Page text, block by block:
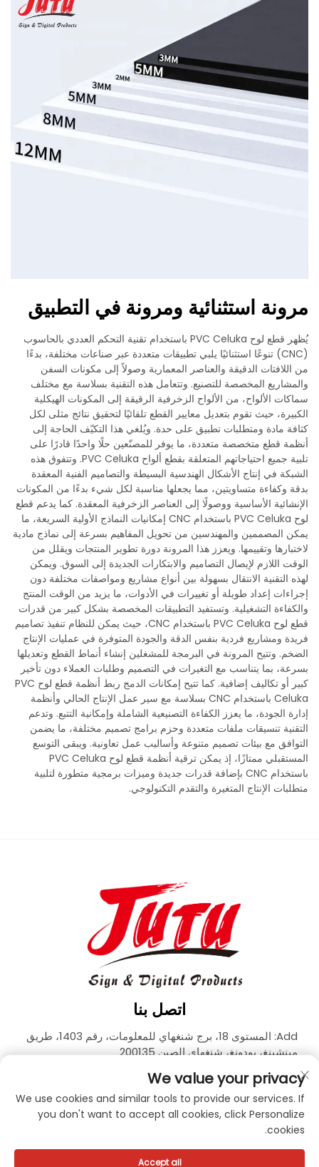
مرونة استثنائية ومرونة في التطبيق
يُظهر قطع لوح PVC Celuka باستخدام تقنية التحكم العددي بالحاسوب
(CNC) تنوعًا استثنائيًا يلبي تطبيقات متعددة عبر صناعات مختلفة، بدءًا
من اللافتات الدقيقة والعناصر المعمارية وصولاً إلى مكونات السفن
والمشاريع المخصصة للتصنيع. وتتعامل هذه التقنية بسلاسة مع مختلف
سماكات الألواح، من الألواح الزخرفية الرقيقة إلى المكونات الهيكلية
الكبيرة، حيث تقوم بتعديل معايير القطع تلقائيًا لتحقيق نتائج مثلى لكل
كثافة مادة ومتطلبات تطبيق على حدة. ويُلغي هذا التكيّف الحاجة إلى
أنظمة قطع متخصصة متعددة، ما يوفر للمصنّعين حلًا واحدًا قادرًا على
تلبية جميع احتياجاتهم المتعلقة بقطع ألواح PVC Celuka. وتتفوق هذه
الشبكة في إنتاج الأشكال الهندسية البسيطة والتصاميم الفنية المعقدة
بدقة وكفاءة متساويتين، مما يجعلها مناسبة لكل شيء بدءًا من المكونات
الإنشائية الأساسية ووصولًا إلى العناصر الزخرفية المعقدة. كما يدعم قطع
لوح PVC Celuka باستخدام CNC إمكانيات النماذج الأولية السريعة، ما
يمكن المصممين والمهندسين من تحويل المفاهيم بسرعة إلى نماذج مادية
لاختبارها وتقييمها. ويعزز هذا المرونة دورة تطوير المنتجات ويقلل من
الوقت اللازم لإيصال التصاميم والابتكارات الجديدة إلى السوق. ويمكن
لهذه التقنية الانتقال بسهولة بين أنواع مشاريع ومواصفات مختلفة دون
إجراءات إعداد طويلة أو تغييرات في الأدوات، ما يزيد من الوقت المنتج
والكفاءة التشغيلية. وتستفيد التطبيقات المخصصة بشكل كبير من قدرات
قطع لوح PVC Celuka باستخدام CNC، حيث يمكن للنظام تنفيذ تصاميم
فريدة ومشاريع فردية بنفس الدقة والجودة المتوفرة في عمليات الإنتاج
الضخم. وتتيح المرونة في البرمجة للمشغلين إنشاء أنماط القطع وتعديلها
بسرعة، بما يتناسب مع التغيرات في التصميم وطلبات العملاء دون تأخير
كبير أو تكاليف إضافية. كما تتيح إمكانات الدمج ربط أنظمة قطع لوح PVC
Celuka باستخدام CNC بسلاسة مع سير عمل الإنتاج الحالي وأنظمة
إدارة الجودة، ما يعزز الكفاءة التصنيعية الشاملة وإمكانية التتبع. وتدعم
التقنية تنسيقات ملفات متعددة وحزم برامج تصميم مختلفة، ما يضمن
التوافق مع بيئات تصميم متنوعة وأساليب عمل تعاونية. ويبقى التوسع
المستقبلي ممتازًا، إذ يمكن ترقية أنظمة قطع لوح PVC Celuka
باستخدام CNC بإضافة قدرات جديدة وميزات برمجية متطورة لتلبية
متطلبات الإنتاج المتغيرة والتقدم التكنولوجي.
اتصل بنا
Add: المستوى 18، برج شنغهاي للمعلومات، رقم 1403، طريق
مينشينغ، بودونغ، شنغهاي الصين 200135
الهاتف:+86-21-33927426
البريد الإلكتروني:[email protected]
حقوق الطبع والنشر © 2026 شركة JUTU لتكنولوجيا المواد الجديدة
المحدودة جميع الحقوق محفوظة. -
We value your privacy
We use cookies and similar tools to provide our services. If
you don't want to accept all cookies, click Personalize
cookies.
Accept all